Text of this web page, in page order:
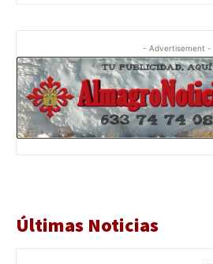
- Advertisement -
Últimas Noticias